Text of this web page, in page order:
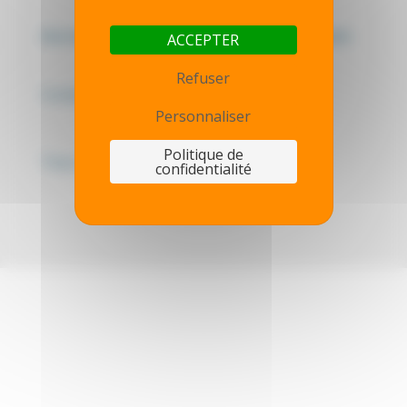
Mentions légales - Politique de confidentialité
ACCEPTER
Refuser
Personnaliser
Politique de
confidentialité